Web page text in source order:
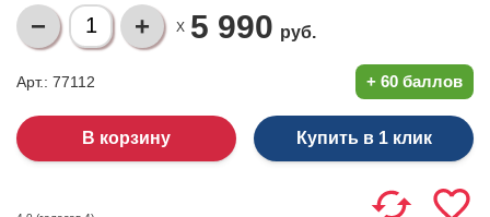
X 5 990 руб.
Арт.: 77112 + 60 баллов
Купить в 1 клик